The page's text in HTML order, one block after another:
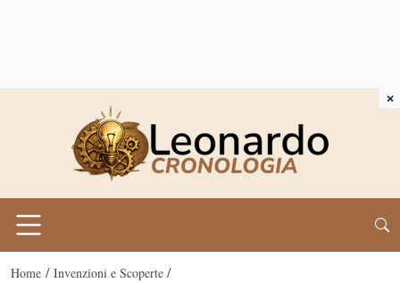
Home / Invenzioni e Scoperte /
×